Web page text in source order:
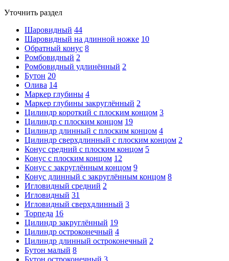
Уточнить раздел
Шаровидный 44
Шаровидный на длинной ножке 10
Обратный конус 8
Ромбовидный 2
Ромбовидный удлинённый 2
Бутон 20
Олива 14
Маркер глубины 4
Маркер глубины закруглённый 2
Цилиндр короткий с плоским концом 3
Цилиндр с плоским концом 19
Цилиндр длинный с плоским концом 4
Цилиндр сверхдлинный с плоским концом 2
Конус средний с плоским концом 5
Конус с плоским концом 12
Конус с закруглённым концом 9
Конус длинный с закруглённым концом 8
Игловидный средний 2
Игловидный 31
Игловидный сверхдлинный 3
Торпеда 16
Цилиндр закруглённый 19
Цилиндр остроконечный 4
Цилиндр длинный остроконечный 2
Бутон малый 8
Бутон остроконечный 3